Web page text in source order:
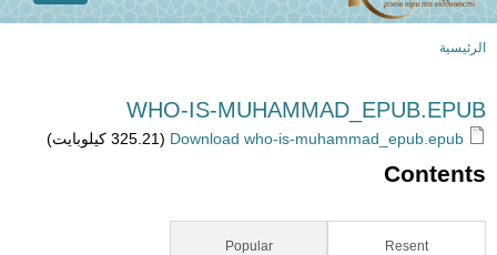
هنا
الرئيسية
WHO-IS-MUHAMMAD_EPUB.EPUB
(325.21 كيلوبايت)
Contents
Resent
Popular